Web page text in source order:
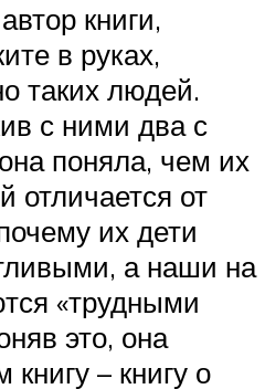
книги,
в руках,
таких людей.
с ними два с
поняла, чем их
отличается от
их дети
а наши на
«трудными
это, она
– книгу о